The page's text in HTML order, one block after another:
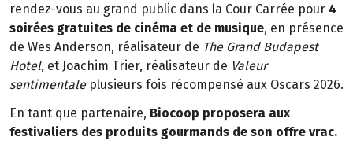
rendez-vous au grand public dans la Cour Carrée pour 4
soirées gratuites de cinéma et de musique, en présence
de Wes Anderson, réalisateur de The Grand Budapest
Hotel, et Joachim Trier, réalisateur de Valeur
sentimentaleplusieurs fois récompensé aux Oscars 2026.
En tant que partenaire, Biocoop proposera aux
festivaliers des produits gourmands de son offre vrac.